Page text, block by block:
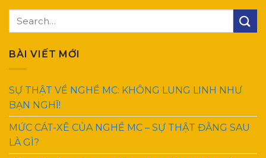
BÀI VIẾT MỚI
SỰ THẬT VỀ NGHỀ MC: KHÔNG LUNG LINH NHƯ
BẠN NGHĨ!
MỨC CÁT-XÊ CỦA NGHỀ MC – SỰ THẬT ĐẰNG SAU
LÀ GÌ?